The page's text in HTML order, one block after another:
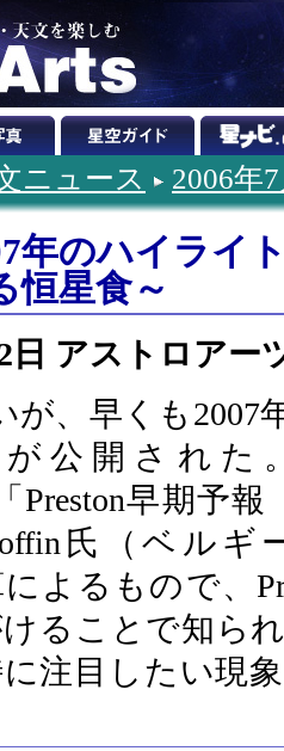
ニュース 2006年
年のハイライ
恒星食～
日 アストロアー
が、早くも2007
公開された
Preston早期予報
氏（ベルギ
によるもので、
ることで知ら
注目したい現